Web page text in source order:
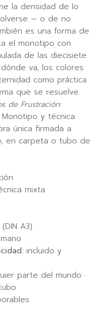
la densidad de lo
— o de no
es una forma de
el monotipo con
de las diecisiete
va, los colores
como práctica
que se resuelve.
de Frustración:
Monotipo y técnica
única firmada a
en carpeta o tubo de
mixta
A3)
incluido y
parte del mundo ·